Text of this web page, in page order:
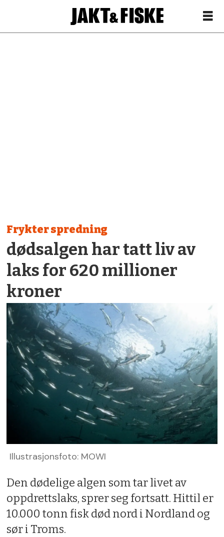
Frykter spredning
dødsalgen har tatt liv av
laks for 620 millioner
kroner
Illustrasjonsfoto: MOWI
Den dødelige algen som tar livet av
oppdrettslaks, sprer seg fortsatt. Hittil er
10.000 tonn fisk død nord i Nordland og
sør i Troms.